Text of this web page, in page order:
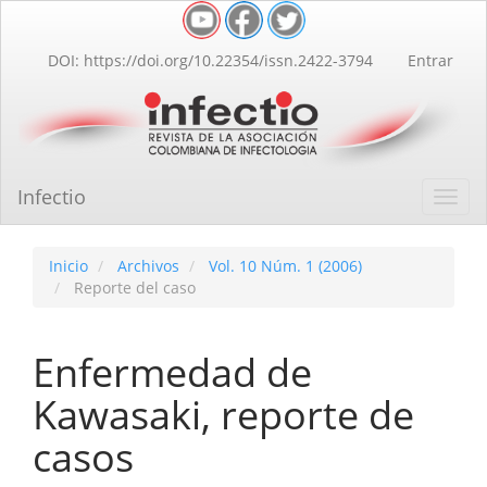
Contenido
principal
lateral
DOI: https://doi.org/10.22354/issn.2422-3794 Entrar
Infectio
Inicio Archivos
Vol. 10 Núm. 1 (2006)
Reporte del caso
Enfermedad de
Kawasaki, reporte de
casos